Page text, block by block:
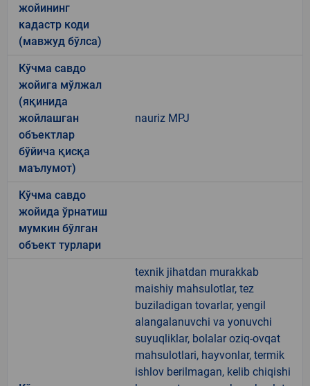
жойининг
кадастр коди
(мавжуд бўлса)
Кўчма савдо
жойига мўлжал
(яқинида
жойлашган
объектлар
бўйича қисқа
маълумот)
nauriz MPJ
Кўчма савдо
жойида ўрнатиш
мумкин бўлган
объект турлари
texnik jihatdan murakkab
maishiy mahsulotlar, tez
buziladigan tovarlar, yengil
alangalanuvchi va yonuvchi
suyuqliklar, bolalar oziq-ovqat
mahsulotlari, hayvonlar, termik
ishlov berilmagan, kelib chiqishi